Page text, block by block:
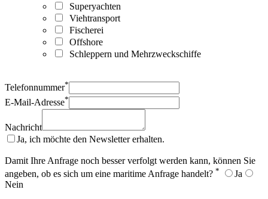
Superyachten
Viehtransport
Fischerei
Offshore
Schleppern und Mehrzweckschiffe
Telefonnummer*
E-Mail-Adresse*
Nachricht
Ja, ich möchte den Newsletter erhalten.
Damit Ihre Anfrage noch besser verfolgt werden kann, können Sie
angeben, ob es sich um eine maritime Anfrage handelt? *
Ja
Nein